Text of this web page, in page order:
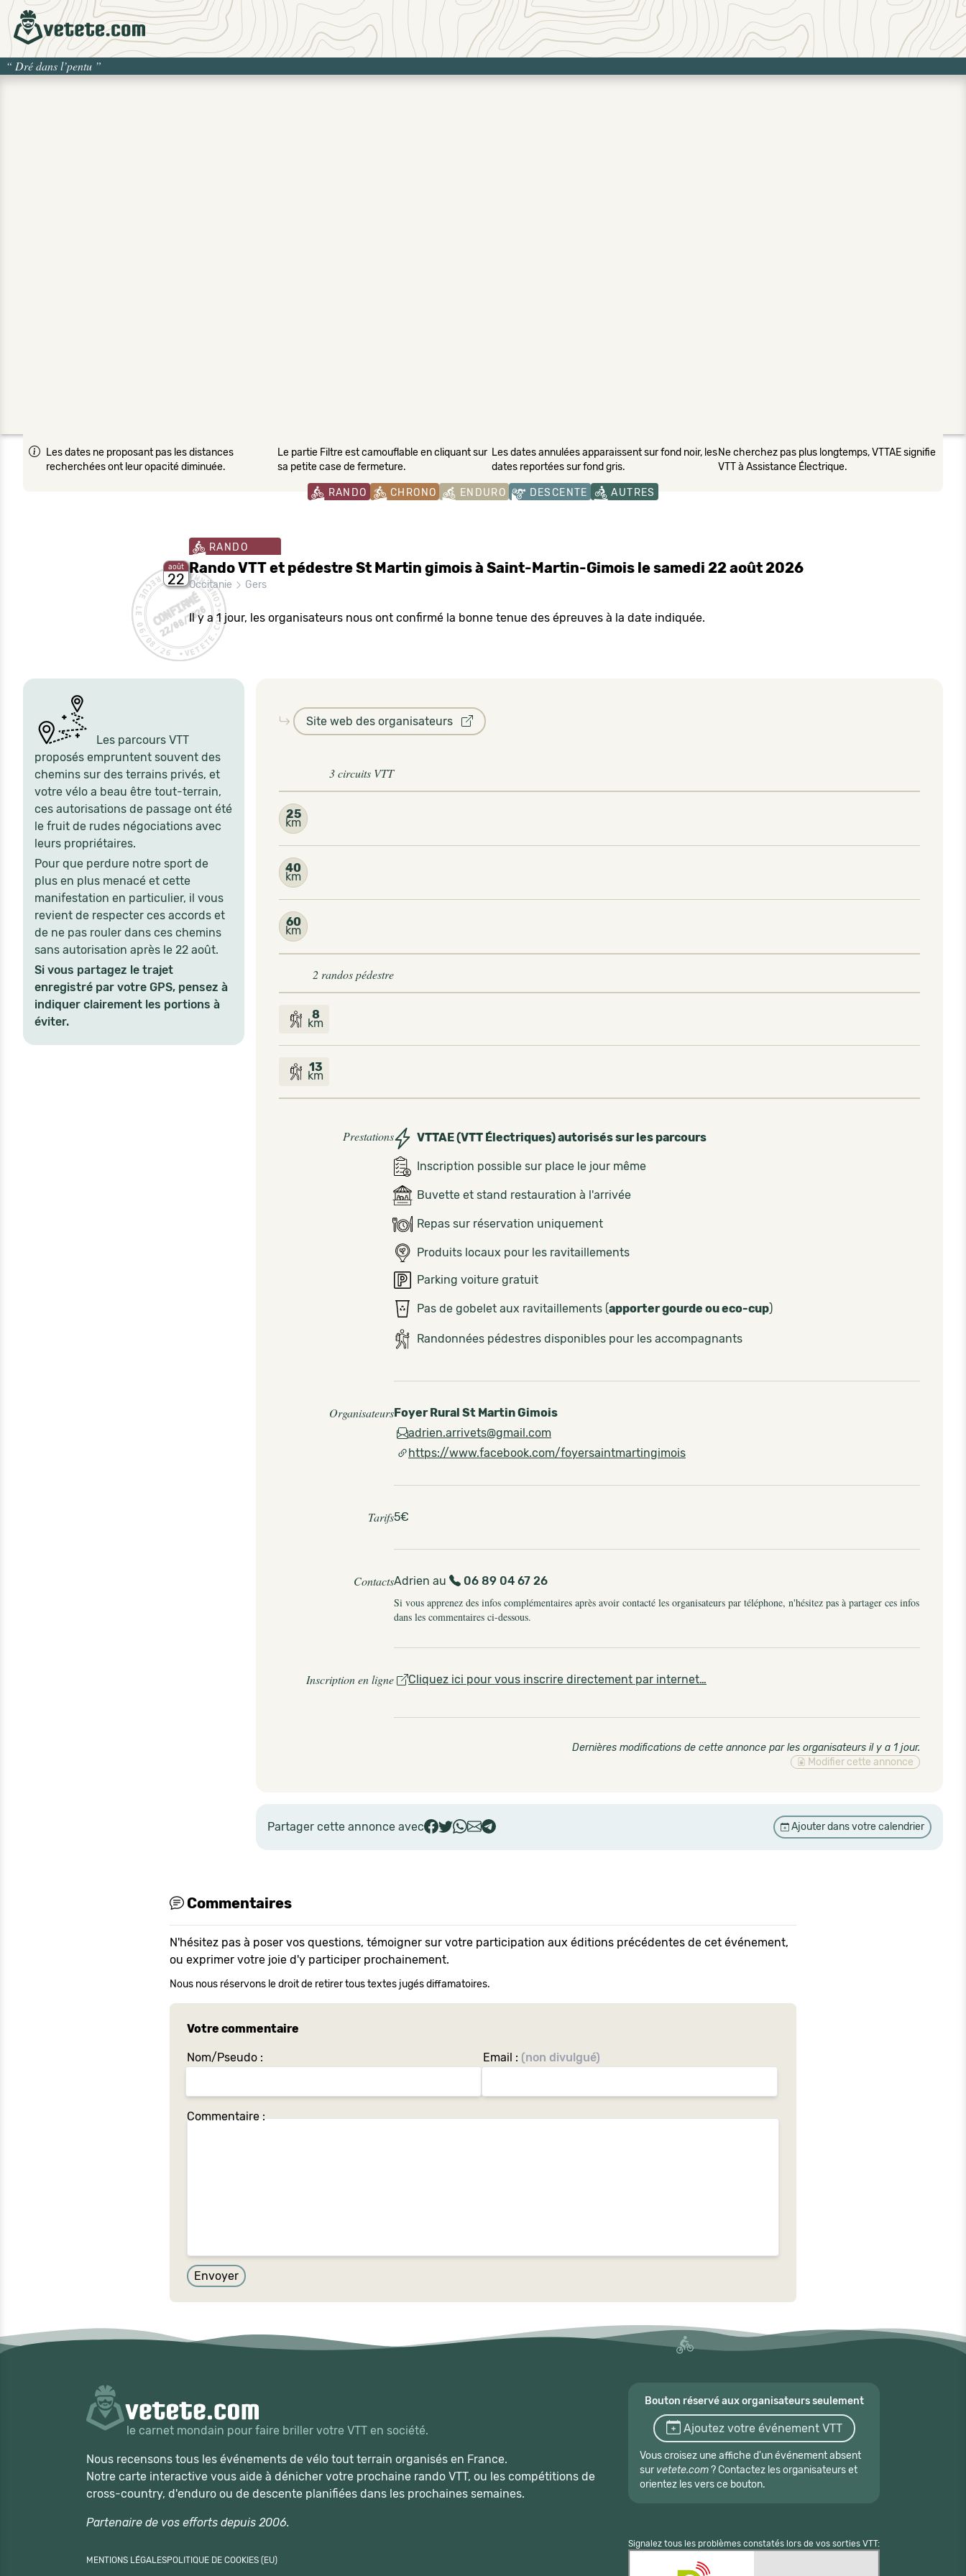
“ Dré dans l’pentu ”
Les dates ne proposant pas les distances
recherchées ont leur opacité diminuée.
Le partie Filtre est camouflable en cliquant sur
sa petite case de fermeture.
Les dates annulées apparaissent sur fond noir, les
dates reportées sur fond gris.
Ne cherchez pas plus longtemps, VTTAE signifie
VTT à Assistance Électrique.
RANDO CHRONO ENDURO DESCENTE AUTRES
août
22
RANDO
Rando VTT et pédestre St Martin gimois à Saint-Martin-Gimois le samedi 22 août 2026
Occitanie Gers
CONFIRMÉ
22/08/2026
•VETETE.COM•CONFIRMATION REÇUE LE 06/08/26Il y a 1 jour, les organisateurs nous ont confirmé la bonne tenue des épreuves à la date indiquée.
Les parcours VTT
proposés empruntent souvent des
chemins sur des terrains privés, et
votre vélo a beau être tout-terrain,
ces autorisations de passage ont été
le fruit de rudes négociations avec
leurs propriétaires.
Pour que perdure notre sport de
plus en plus menacé et cette
manifestation en particulier, il vous
revient de respecter ces accords et
de ne pas rouler dans ces chemins
sans autorisation après le 22 août.
Si vous partagez le trajet
enregistré par votre GPS, pensez à
indiquer clairement les portions à
éviter.
Site web des organisateurs
3 circuits VTT
25
km
40
km
60
km
2 randos pédestre
8
km
13
km
Prestations VTTAE (VTT Électriques) autorisés sur les parcours
Inscription possible sur place le jour même
Buvette et stand restauration à l'arrivée
Repas sur réservation uniquement
Produits locaux pour les ravitaillements
Parking voiture gratuit
Pas de gobelet aux ravitaillements (apporter gourde ou eco-cup)
Randonnées pédestres disponibles pour les accompagnants
OrganisateursFoyer Rural St Martin Gimois
adrien.arrivets@gmail.com
https://www.facebook.com/foyersaintmartingimois
Tarifs5€
ContactsAdrien au
06 89 04 67 26
Si vous apprenez des infos complémentaires après avoir contacté les organisateurs par téléphone, n'hésitez pas à partager ces infos
dans les commentaires ci-dessous.
Inscription en ligne Cliquez ici pour vous inscrire directement par internet…
Dernières modifications de cette annonce par les organisateurs il y a 1 jour.
Modifier cette annonce
Partager cette annonce avec Ajouter dans votre calendrier
Commentaires
N'hésitez pas à poser vos questions, témoigner sur votre participation aux éditions précédentes de cet événement,
ou exprimer votre joie d'y participer prochainement.
Nous nous réservons le droit de retirer tous textes jugés diffamatoires.
Votre commentaire
Nom/Pseudo : Email : (non divulgué)
Commentaire :
Envoyer
le carnet mondain pour faire briller votre VTT en société.
Nous recensons tous les événements de vélo tout terrain organisés en France.
Notre carte interactive vous aide à dénicher votre prochaine rando VTT, ou les compétitions de
cross-country, d'enduro ou de descente planifiées dans les prochaines semaines.
Partenaire de vos efforts depuis 2006.
MENTIONS LÉGALESPOLITIQUE DE COOKIES (EU)
Bouton réservé aux organisateurs seulement
Ajoutez votre événement VTT
Vous croisez une affiche d'un événement absent
sur vetete.com? Contactez les organisateurs et
orientez les vers ce bouton.
Signalez tous les problèmes constatés lors de vos sorties VTT: